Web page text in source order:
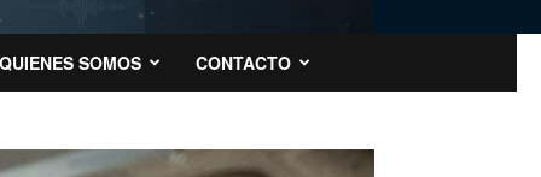
QUIENES SOMOS CONTACTO